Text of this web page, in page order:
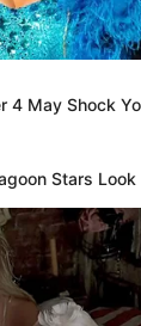
4 May Shock
Stars